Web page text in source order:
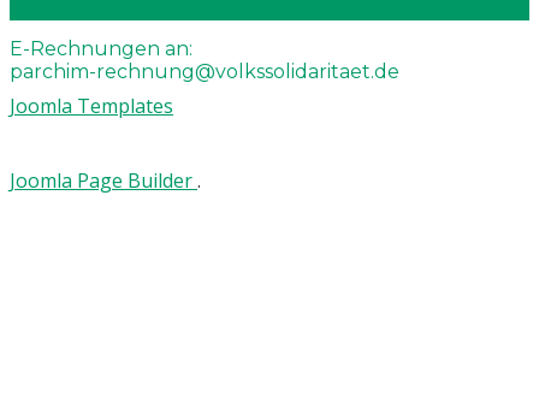
E-Rechnungen an:
parchim-rechnung@volkssolidaritaet.de
Joomla Templates
Joomla Page Builder.